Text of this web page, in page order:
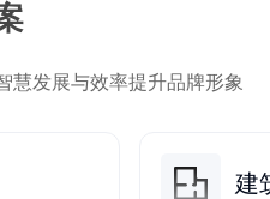
慧发展与效率提升品牌形象
建